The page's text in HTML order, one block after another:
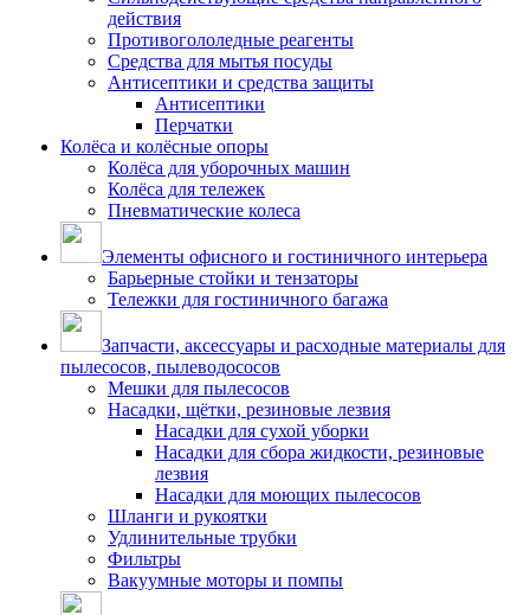
действия
Противогололедные реагенты
Средства для мытья посуды
Антисептики и средства защиты
Антисептики
Перчатки
Колёса и колёсные опоры
Колёса для уборочных машин
Колёса для тележек
Пневматические колеса
Элементы офисного и гостиничного интерьера
Барьерные стойки и тензаторы
Тележки для гостиничного багажа
Запчасти, аксессуары и расходные материалы для
пылесосов, пылеводососов
Мешки для пылесосов
Насадки, щётки, резиновые лезвия
Насадки для сухой уборки
Насадки для сбора жидкости, резиновые
лезвия
Насадки для моющих пылесосов
Шланги и рукоятки
Удлинительные трубки
Фильтры
Вакуумные моторы и помпы